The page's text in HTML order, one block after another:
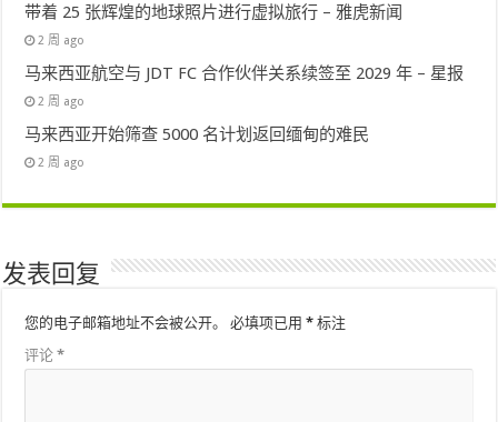
带着 25 张辉煌的地球照片进行虚拟旅行 – 雅虎新闻
2 周 ago
马来西亚航空与 JDT FC 合作伙伴关系续签至 2029 年 – 星报
2 周 ago
马来西亚开始筛查 5000 名计划返回缅甸的难民
2 周 ago
发表回复
您的电子邮箱地址不会被公开。 必填项已用* 标注
评论*